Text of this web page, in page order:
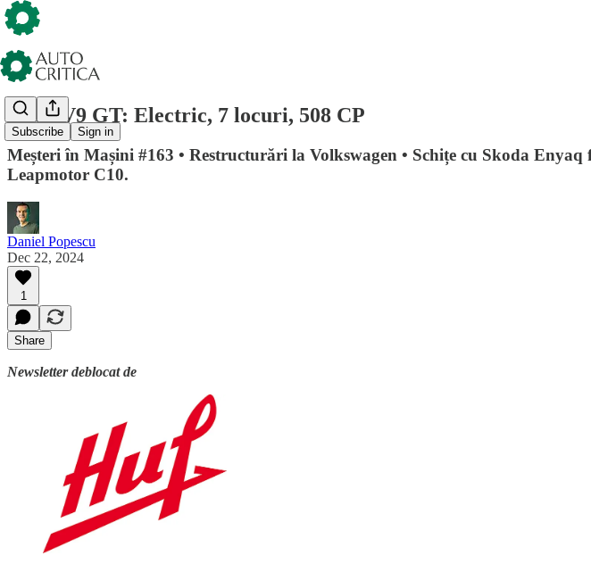
Subscribe Sign in
Kia EV9 GT: Electric, 7 locuri, 508 CP
Meșteri în Mașini #163 • Restructurări la Volkswagen • Schițe cu Skoda
Leapmotor C10.
Daniel Popescu
Dec 22, 2024
1
Share
Newsletter deblocat de